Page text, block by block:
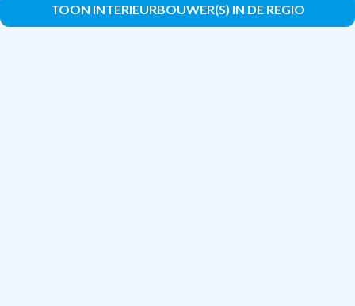
TOON INTERIEURBOUWER(S) IN DE REGIO